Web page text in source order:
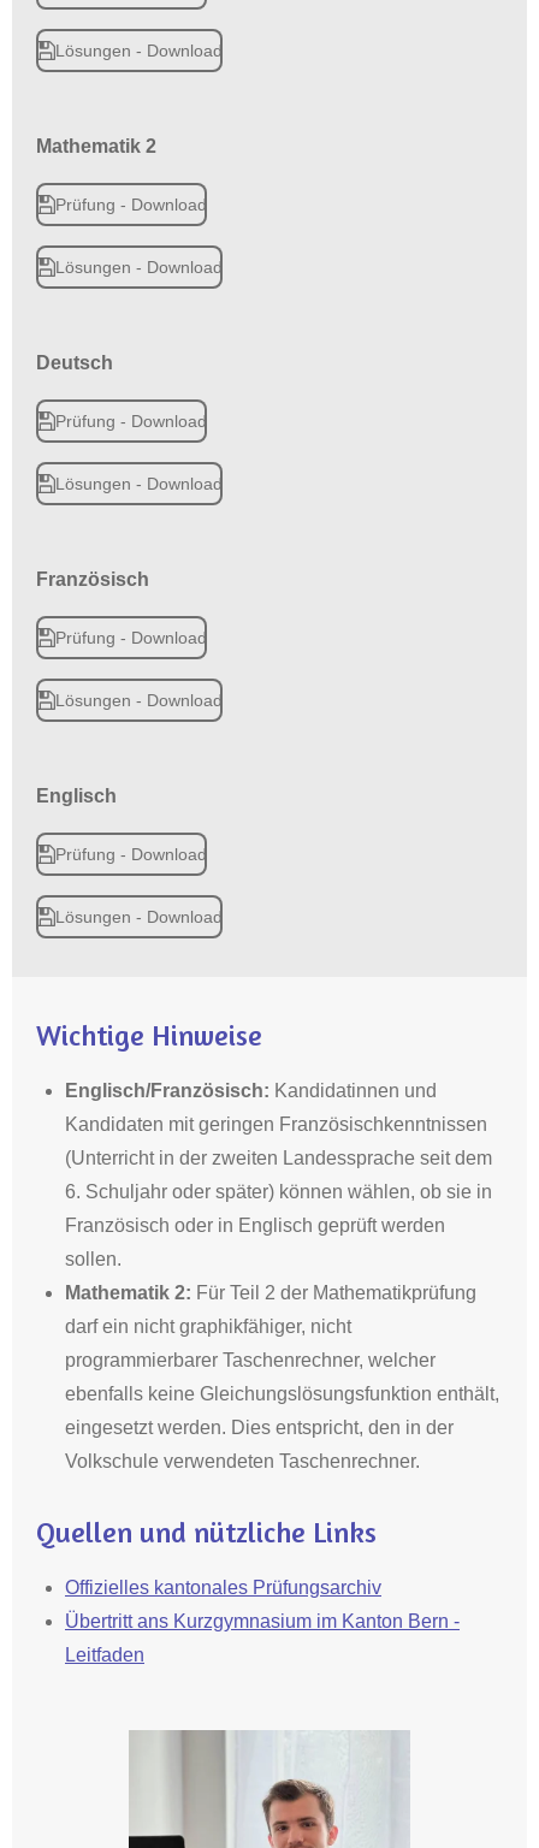
Lösungen - Download
Mathematik 2
Prüfung - Download
Lösungen - Download
Deutsch
Prüfung - Download
Lösungen - Download
Französisch
Prüfung - Download
Lösungen - Download
Englisch
Prüfung - Download
Lösungen - Download
Wichtige Hinweise
Englisch/Französisch: Kandidatinnen und
Kandidaten mit geringen Französischkenntnissen
(Unterricht in der zweiten Landessprache seit dem
6. Schuljahr oder später) können wählen, ob sie in
Französisch oder in Englisch geprüft werden
sollen.
Mathematik 2: Für Teil 2 der Mathematikprüfung
darf ein nicht graphikfähiger, nicht
programmierbarer Taschenrechner, welcher
ebenfalls keine Gleichungslösungsfunktion enthält,
eingesetzt werden. Dies entspricht, den in der
Volkschule verwendeten Taschenrechner.
Quellen und nützliche Links
Offizielles kantonales Prüfungsarchiv
Übertritt ans Kurzgymnasium im Kanton Bern -
Leitfaden